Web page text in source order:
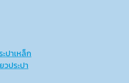
ปาเหล็ก
วประปา